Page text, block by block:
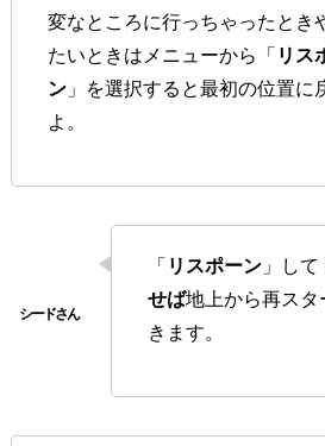
変なところに行っちゃったとき
たいときはメニューから「 リス
ン」を選択すると最初の位置に
よ。
「 リスポーン」して
せば地上から再ス
きます。